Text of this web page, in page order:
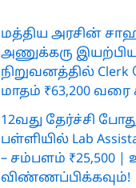
மத்திய அரசின்
அணுக்கரு
நிறுவனத்தில்
மாதம் ₹63,200
12வது தேர்ச்சி
பள்ளியில் Lab
– சம்பளம் ₹25,500
விண்ணப்பிக்கவும்!